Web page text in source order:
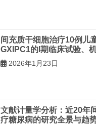
间充质干细胞治疗10例儿
GXIPC1的I期临床试验、
2026年1月23日
文献计量学分析：近20年
疗糖尿病的研究全景与趋